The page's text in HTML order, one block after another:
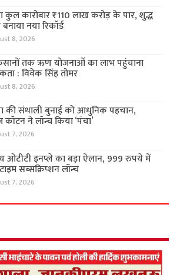
कुल कारोबार ₹110 लाख करोड़ के पार, शुद्ध
नया रिकॉर्ड
8, 2026
तक ऋण योजनाओं का लाभ पहुंचाना
: विवेक सिंह तोमर
8, 2026
की संथाली बुनाई को आधुनिक पहचान,
कॉटन ने लॉन्च किया ‘पंचा’
7, 2026
ओटीटी इनप्ले का बड़ा ऐलान, 999 रुपये में
सब्सक्रिप्शन लॉन्च
7, 2026